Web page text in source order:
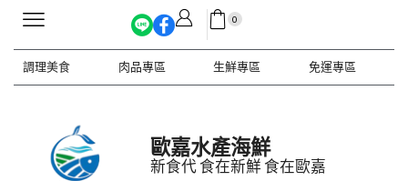
0
調理美食 肉品專區 生鮮專區 免運專區
歐嘉水產海鮮
新食代 食在新鮮 食在歐嘉